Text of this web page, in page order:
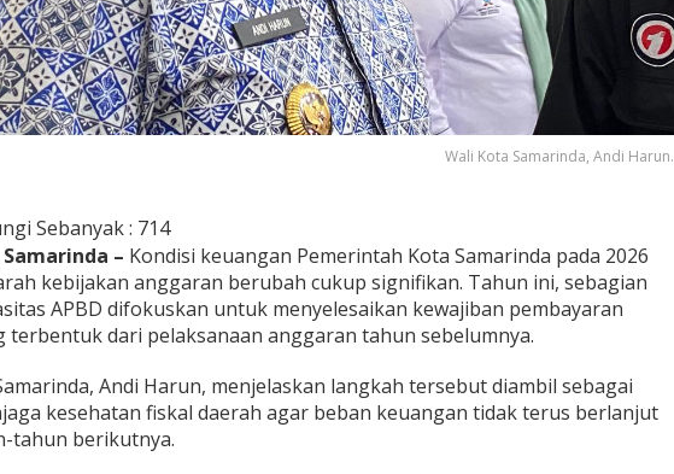
Wali Kota Samarinda, Andi Harun.
Sebanyak : 714
– Kondisi keuangan Pemerintah Kota Samarinda pada 2026
kebijakan anggaran berubah cukup signifikan. Tahun ini, sebagian
APBD difokuskan untuk menyelesaikan kewajiban pembayaran
terbentuk dari pelaksanaan anggaran tahun sebelumnya.
Andi Harun, menjelaskan langkah tersebut diambil sebagai
kesehatan fiskal daerah agar beban keuangan tidak terus berlanjut
tahun berikutnya.